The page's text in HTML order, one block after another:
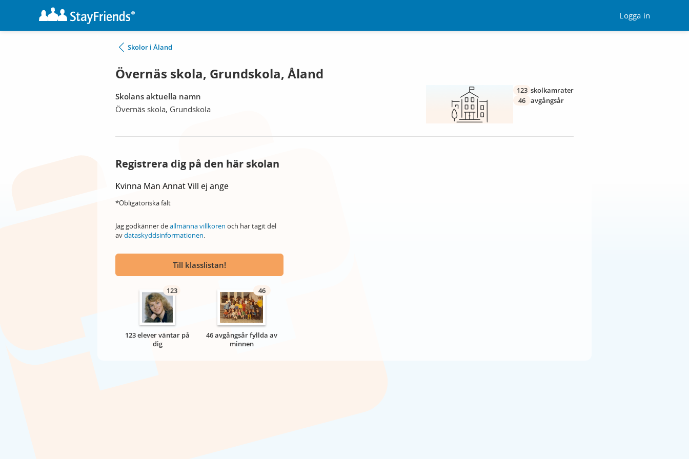
Logga in
Skolor i Åland
Övernäs skola, Grundskola, Åland
Skolans aktuella namn
Övernäs skola, Grundskola
123 skolkamrater
46 avgångsår
Registrera dig på den här skolan
Kvinna Man AnnatVill ej ange
*Obligatoriska fält
Jag godkänner deallmänna villkoren och har tagit del
avdataskyddsinformationen.
Till klasslistan!
123
123 elever väntar på
dig
46
46 avgångsår fyllda av
minnen